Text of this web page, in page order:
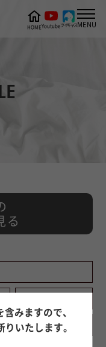
HOMEYoutubeツイキャスMENU
る
8/13（木)
みますので、
いたします。